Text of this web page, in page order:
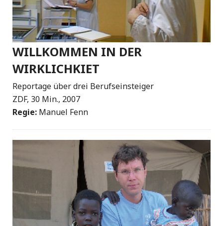
WILLKOMMEN IN DER
WIRKLICHKIET
Reportage über drei Berufseinsteiger
ZDF, 30 Min., 2007
Regie: Manuel Fenn